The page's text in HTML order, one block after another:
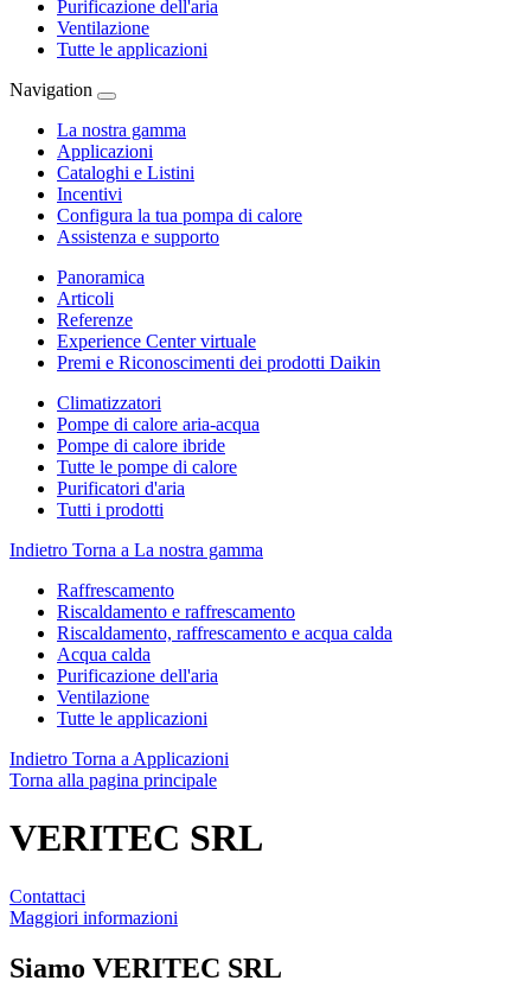
Purificazione dell'aria
Ventilazione
Tutte le applicazioni
Navigation
La nostra gamma
Applicazioni
Cataloghi e Listini
Incentivi
Configura la tua pompa di calore
Assistenza e supporto
Panoramica
Articoli
Referenze
Experience Center virtuale
Premi e Riconoscimenti dei prodotti Daikin
Climatizzatori
Pompe di calore aria-acqua
Pompe di calore ibride
Tutte le pompe di calore
Purificatori d'aria
Tutti i prodotti
Indietro Torna a La nostra gamma
Raffrescamento
Riscaldamento e raffrescamento
Riscaldamento, raffrescamento e acqua calda
Acqua calda
Purificazione dell'aria
Ventilazione
Tutte le applicazioni
Indietro Torna a Applicazioni
Torna alla pagina principale
VERITEC SRL
Contattaci
Maggiori informazioni
Siamo VERITEC SRL